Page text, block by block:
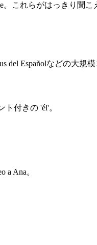
。これらがはっきり聞
del Españolなどの大規
付きの 'él'。
a Ana。